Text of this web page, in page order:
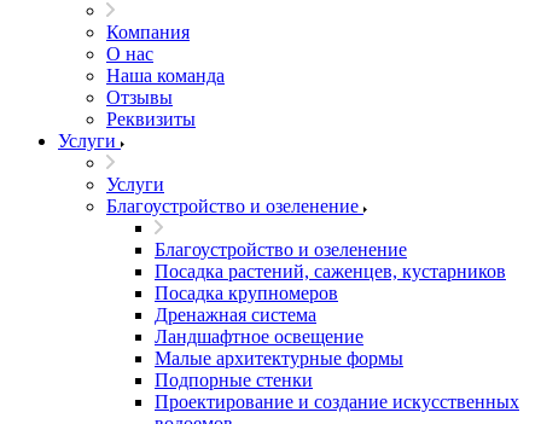
Компания
О нас
Наша команда
Отзывы
Реквизиты
Услуги
Услуги
Благоустройство и озеленение
Благоустройство и озеленение
Посадка растений, саженцев, кустарников
Посадка крупномеров
Дренажная система
Ландшафтное освещение
Малые архитектурные формы
Подпорные стенки
Проектирование и создание искусственных